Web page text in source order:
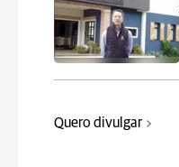
Quero divulgar